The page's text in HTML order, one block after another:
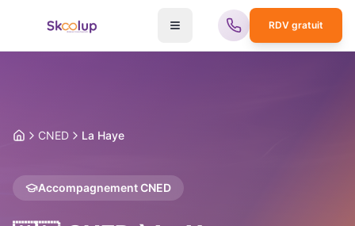
RDV gratuit
AccueilCNED La Haye
Accompagnement CNED